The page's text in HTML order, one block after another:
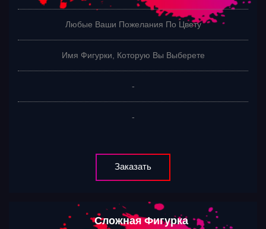
Любые Ваши Пожелания По Цвету
Имя Фигурки, Которую Вы Выберете
-
-
Заказать
Сложная Фигурка